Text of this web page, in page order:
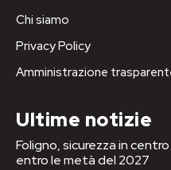
Chi siamo
Privacy Policy
Amministrazione
Ultime notizie
Foligno, sicurezza in
entro le metà del 2027